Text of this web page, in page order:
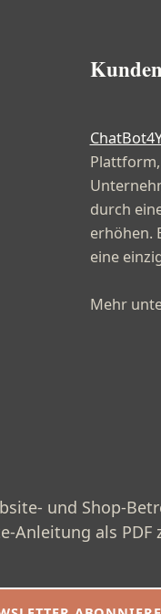
durch
erhöhen.
eine
Mehr
und Shop-
Anleitung als PDF